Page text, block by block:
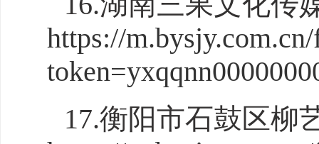
https://
17.衡阳市石鼓区柳